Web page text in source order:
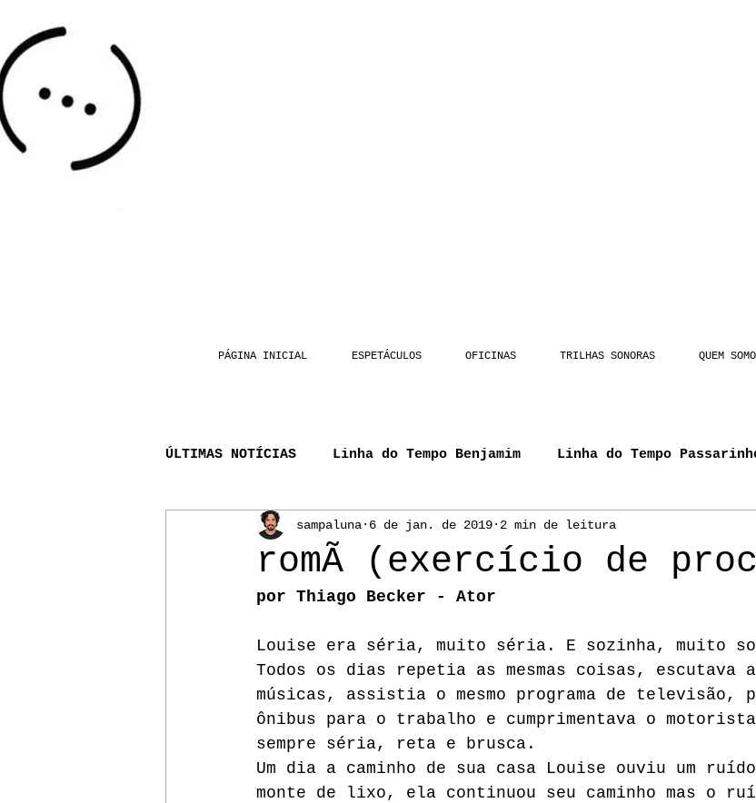
PÁGINA INICIAL ESPETÁCULOS OFICINAS TRILHAS SONORAS QUEM
ÚLTIMAS NOTÍCIAS Linha do Tempo Benjamim Linha do Tempo
Acompanhamento_processo_roma Eu Visito Tua Presença
A Lenda do Rio Bernunça Miguel, o Cavalivreiro
Pinheiro Aurélio PIC Miguel Cordel_Carrossel
Lendas Sinistras de Alhures do Sul
romÃ (exercício de
sampaluna 6 de jan. de 2019 2 min de leitura
por Thiago Becker - Ator
Louise era séria, muito séria. E sozinha, muito
Todos os dias repetia as mesmas coisas, escutava
músicas, assistia o mesmo programa de televisão,
ônibus para o trabalho e cumprimentava o motorista
sempre séria, reta e brusca.
Um dia a caminho de sua casa Louise ouviu um
monte de lixo, ela continuou seu caminho mas o